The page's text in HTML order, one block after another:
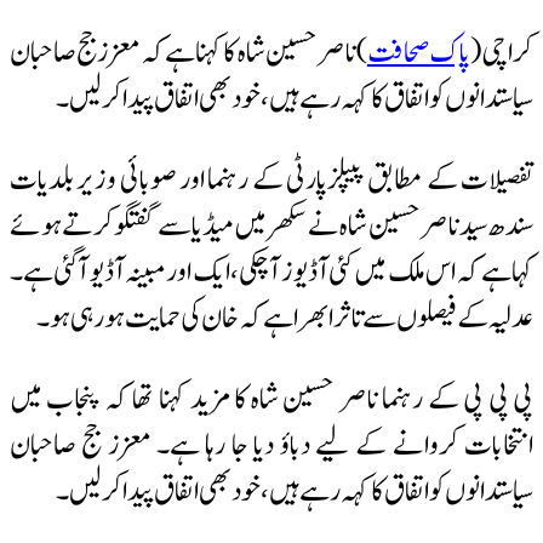
) ناصر حسین شاہ کا کہنا ہے کہ معزز جج صاحبان
کہہ رہے ہیں، خود بھی اتفاق پیدا کرلیں۔
کے رہنما اور صوبائی وزیر بلدیات
نے سکھر میں میڈیا سے گفتگو کرتے ہوئے
آڈیوز آچکی، ایک اور مبینہ آڈیو آگئی ہے۔
ابھرا ہے کہ خان کی حمایت ہو رہی ہو۔
حسین شاہ کا مزید کہنا تھا کہ پنجاب میں
لیے دباؤ دیا جا رہا ہے۔ معزز جج صاحبان
کہہ رہے ہیں، خود بھی اتفاق پیدا کرلیں۔